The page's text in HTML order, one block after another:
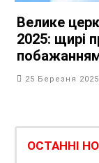
Велике
2025: щирі
25 Березня
ОСТАННІ